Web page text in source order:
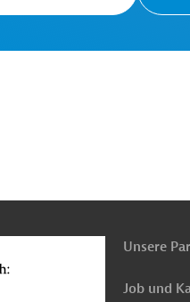
Unsere
Job und